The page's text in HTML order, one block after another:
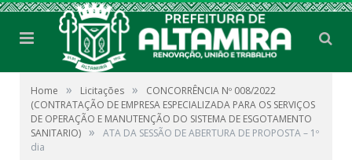
Home » Licitações »
CONCORRÊNCIA Nº 008/2022
(CONTRATAÇÃO DE EMPRESA ESPECIALIZADA PARA OS SERVIÇOS
DE OPERAÇÃO E MANUTENÇÃO DO SISTEMA DE ESGOTAMENTO
SANITARIO) »
ATA DA SESSÃO DE ABERTURA DE PROPOSTA – 1º
dia